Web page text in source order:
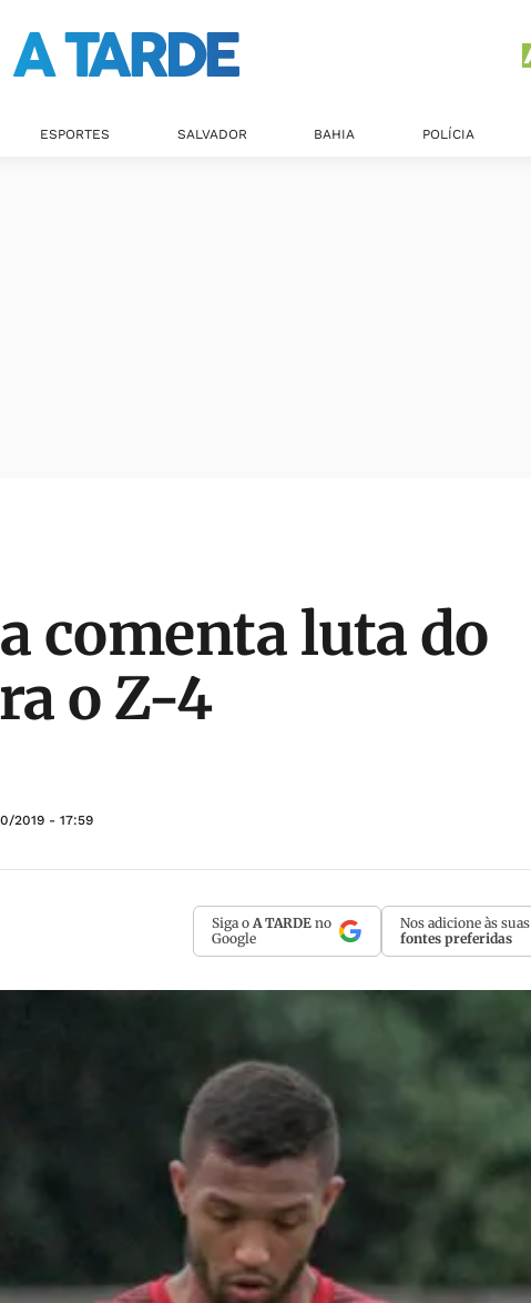
ESPORTES SALVADOR BAHIA POLÍCIA
comenta luta do
o Z-4
2019 - 17:59
Siga o A TARDE no
Google
Nos adicione às suas
fontes preferidas